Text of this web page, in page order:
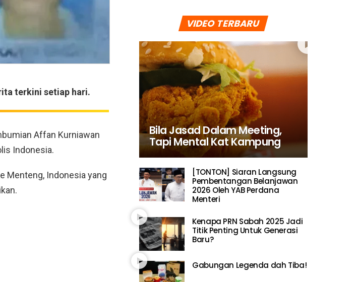
terkini setiap hari.
Affan Kurniawan
Indonesia.
Menteng, Indonesia yang
VIDEO TERBARU
Bila Jasad Dalam Meeting,
Tapi Mental Kat Kampung
[TONTON] Siaran Langsung
Pembentangan Belanjawan
2026 Oleh YAB Perdana
Menteri
Kenapa PRN Sabah 2025 Jadi
Titik Penting Untuk Generasi
Baru?
Gabungan Legenda dah Tiba!